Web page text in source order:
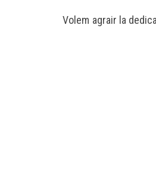
Volem agrair la